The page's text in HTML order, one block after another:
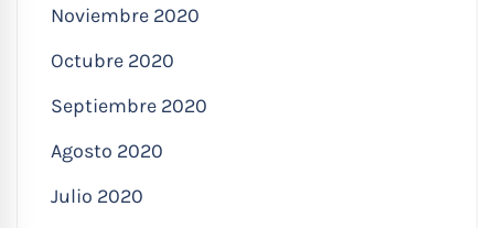
Noviembre 2020
Octubre 2020
Septiembre 2020
Agosto 2020
Julio 2020